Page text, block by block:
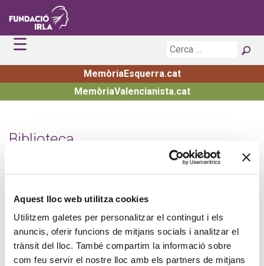
Aquest lloc web utilitza cookies
Utilitzem galetes per personalitzar el contingut i els
anuncis, oferir funcions de mitjans socials i analitzar el
trànsit del lloc. També compartim la informació sobre
com feu servir el nostre lloc amb els partners de mitjans
☰
La Fundació
Principis
Estructura
Actualitat
Agenda
Irla Digital
Publicacions
Convocatòries obertes
Exposicions
MemòriaEsquerra.cat
MemòriaValencianista.cat
Biblioteca